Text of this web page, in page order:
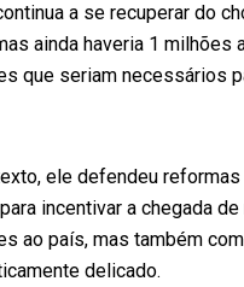
a se recuperar do
ainda haveria 1 milhões
que seriam necessários
ele defendeu reformas
incentivar a chegada
ao país, mas também
delicado.